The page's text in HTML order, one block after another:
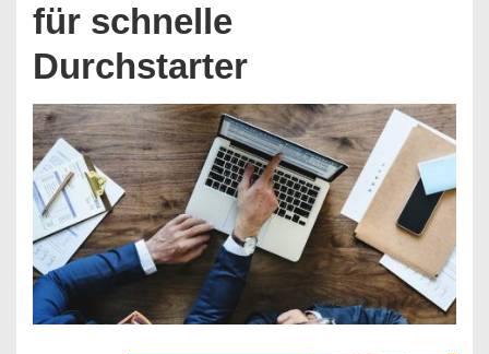
für schnelle
Durchstarter